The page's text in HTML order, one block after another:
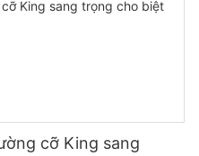
cỡ King sang